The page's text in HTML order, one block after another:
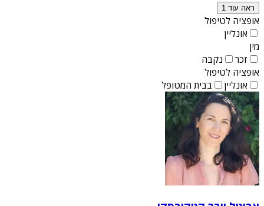
ראה עוד 1
אופציה לטיפול
אונליין
מין
זכר
נקבה
אופציה לטיפול
אונליין
בבית המטופל